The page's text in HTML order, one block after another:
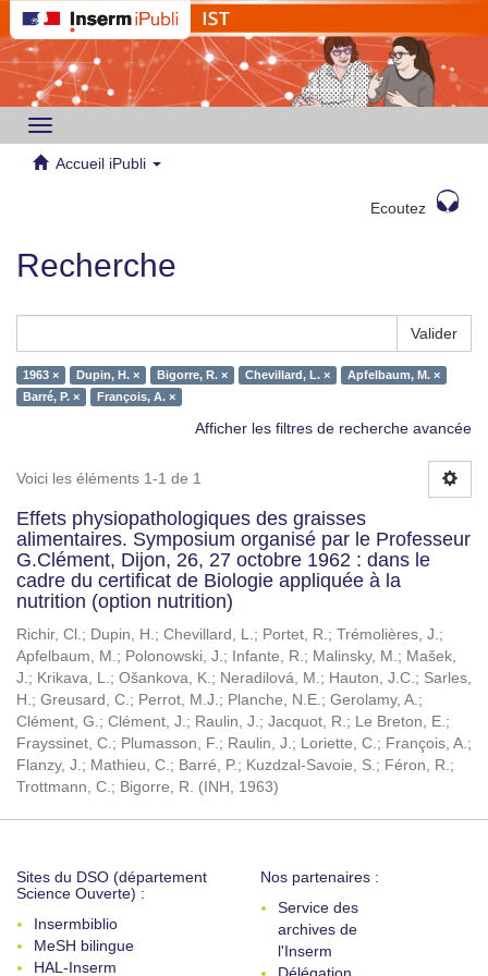
Toggle
navigation
Accueil iPubli
Ecoutez
Recherche
Valider
1963 × Dupin, H. × Bigorre, R. × Chevillard, L. ×
Apfelbaum, M. ×
Barré, P. ×
François, A. ×
Afficher les filtres de recherche avancée
Voici les éléments 1-1 de 1
Effets physiopathologiques des graisses
alimentaires. Symposium organisé par le Professeur
G.Clément, Dijon, 26, 27 octobre 1962 : dans le
cadre du certificat de Biologie appliquée à la
nutrition (option nutrition)
Richir, Cl.; Dupin, H.; Chevillard, L.; Portet, R.; Trémolières, J.;
Apfelbaum, M.; Polonowski, J.; Infante, R.; Malinsky, M.; Mašek,
J.; Krikava, L.; Ošankova, K.; Neradilová, M.; Hauton, J.C.; Sarles,
H.; Greusard, C.; Perrot, M.J.; Planche, N.E.; Gerolamy, A.;
Clément, G.; Clément, J.; Raulin, J.; Jacquot, R.; Le Breton, E.;
Frayssinet, C.; Plumasson, F.; Raulin, J.; Loriette, C.; François, A.;
Flanzy, J.; Mathieu, C.; Barré, P.; Kuzdzal-Savoie, S.; Féron, R.;
Trottmann, C.; Bigorre, R. ( INH , 1963)
Sites du DSO (département
Science Ouverte) :
Insermbiblio
MeSH bilingue
HAL-Inserm
Nos partenaires :
Service des
archives de
l'Inserm